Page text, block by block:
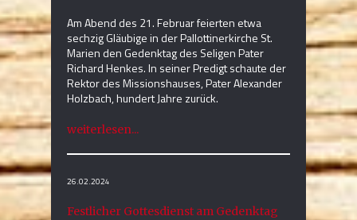
Am Abend des 21. Februar feierten etwa
sechzig Gläubige in der Pallottinerkirche St.
Marien den Gedenktag des Seligen Pater
Richard Henkes. In seiner Predigt schaute der
Rektor des Missionshauses, Pater Alexander
Holzbach, hundert Jahre zurück.
weiterlesen...
26.02.2024
Festlicher Gottesdienst am Gedenktag